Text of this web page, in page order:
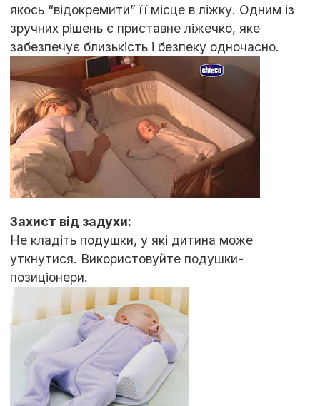
якось “відокремити” її місце в ліжку. Одним із
зручних рішень є приставне ліжечко, яке
забезпечує близькість і безпеку одночасно.
Захист від задухи:
Не кладіть подушки, у які дитина може
уткнутися. Використовуйте подушки-
позиціонери.